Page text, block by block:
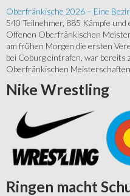
Oberfränkische 2026 – Eine
540 Teilnehmer, 885 Kämpfe
Offenen Oberfränkischen
am frühen Morgen die ersten
bei Coburg eintrafen, war bereits
Oberfränkischen
Nike Wrestling
Ringen macht